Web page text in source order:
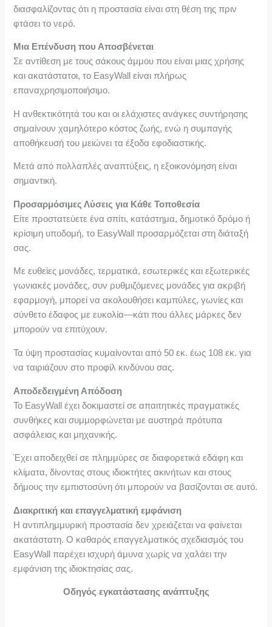
διασφαλίζοντας ότι η προστασία είναι στη θέση της πριν
φτάσει το νερό.
Μια Επένδυση που Αποσβένεται
Σε αντίθεση με τους σάκους άμμου που είναι μιας χρήσης
και ακατάστατοι, το EasyWall είναι πλήρως
επαναχρησιμοποιήσιμο.
Η ανθεκτικότητά του και οι ελάχιστες ανάγκες συντήρησης
σημαίνουν χαμηλότερο κόστος ζωής, ενώ η συμπαγής
αποθήκευσή του μειώνει τα έξοδα εφοδιαστικής.
Μετά από πολλαπλές αναπτύξεις, η εξοικονόμηση είναι
σημαντική.
Προσαρμόσιμες Λύσεις για Κάθε Τοποθεσία
Είτε προστατεύετε ένα σπίτι, κατάστημα, δημοτικό δρόμο ή
κρίσιμη υποδομή, το EasyWall προσαρμόζεται στη διάταξή
σας.
Με ευθείες μονάδες, τερματικά, εσωτερικές και εξωτερικές
γωνιακές μονάδες, συν ρυθμιζόμενες μονάδες για ακριβή
εφαρμογή, μπορεί να ακολουθήσει καμπύλες, γωνίες και
σύνθετο έδαφος με ευκολία—κάτι που άλλες μάρκες δεν
μπορούν να επιτύχουν.
Τα ύψη προστασίας κυμαίνονται από 50 εκ. έως 108 εκ. για
να ταιριάζουν στο προφίλ κινδύνου σας.
Αποδεδειγμένη Απόδοση
Το EasyWall έχει δοκιμαστεί σε απαιτητικές πραγματικές
συνθήκες και συμμορφώνεται με αυστηρά πρότυπα
ασφάλειας και μηχανικής.
Έχει αποδειχθεί σε πλημμύρες σε διαφορετικά εδάφη και
κλίματα, δίνοντας στους ιδιοκτήτες ακινήτων και στους
δήμους την εμπιστοσύνη ότι μπορούν να βασίζονται σε αυτό.
Διακριτική και επαγγελματική εμφάνιση
Η αντιπλημμυρική προστασία δεν χρειάζεται να φαίνεται
ακατάστατη. Ο καθαρός επαγγελματικός σχεδιασμός του
EasyWall παρέχει ισχυρή άμυνα χωρίς να χαλάει την
εμφάνιση της ιδιοκτησίας σας.
Οδηγός εγκατάστασης ανάπτυξης